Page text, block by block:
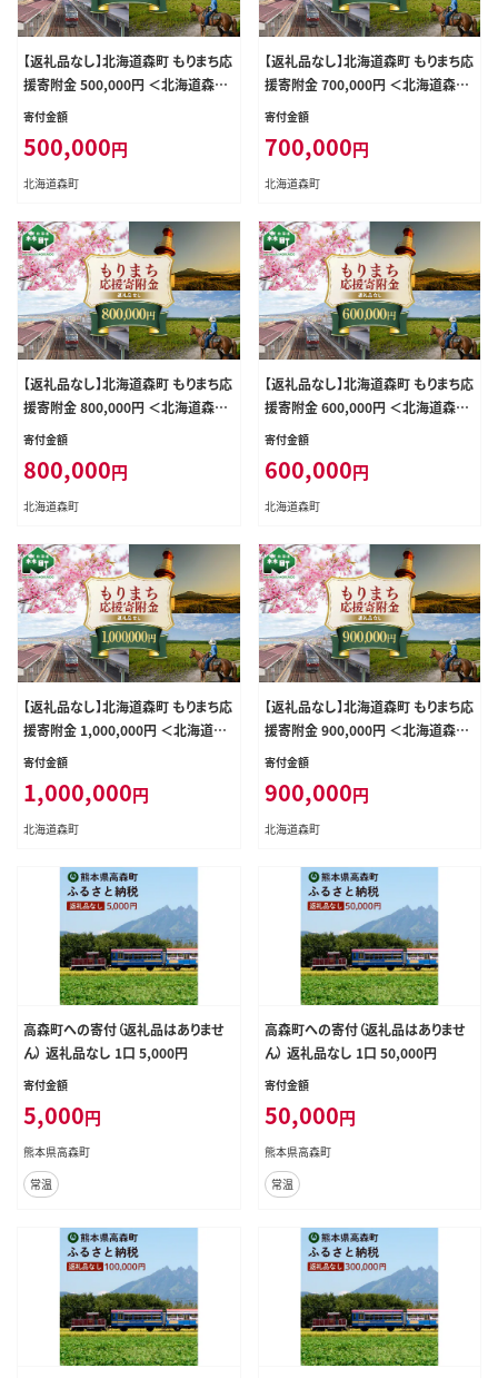
【返礼品なし】北海道森町 もりまち応
援寄附金 500,000円 ＜北海道森町
＞ 北海道 森町 mr1-0278
寄付金額
500,000円
北海道森町
【返礼品なし】北海道森町 もりまち応
援寄附金 700,000円 ＜北海道森町
＞ 北海道 森町 mr1-0280
寄付金額
700,000円
北海道森町
【返礼品なし】北海道森町 もりまち応
援寄附金 800,000円 ＜北海道森町
＞ 北海道 森町 mr1-0281
寄付金額
800,000円
北海道森町
【返礼品なし】北海道森町 もりまち応
援寄附金 600,000円 ＜北海道森町
＞ 北海道 森町 mr1-0279
寄付金額
600,000円
北海道森町
【返礼品なし】北海道森町 もりまち応
援寄附金 1,000,000円 ＜北海道森
町＞ 北海道 森町 mr1-0283
寄付金額
1,000,000円
北海道森町
【返礼品なし】北海道森町 もりまち応
援寄附金 900,000円 ＜北海道森町
＞ 北海道 森町 mr1-0282
寄付金額
900,000円
北海道森町
高森町への寄付（返礼品はありませ
ん） 返礼品なし 1口 5,000円
寄付金額
5,000円
熊本県高森町
常温
高森町への寄付（返礼品はありませ
ん） 返礼品なし 1口 50,000円
寄付金額
50,000円
熊本県高森町
常温